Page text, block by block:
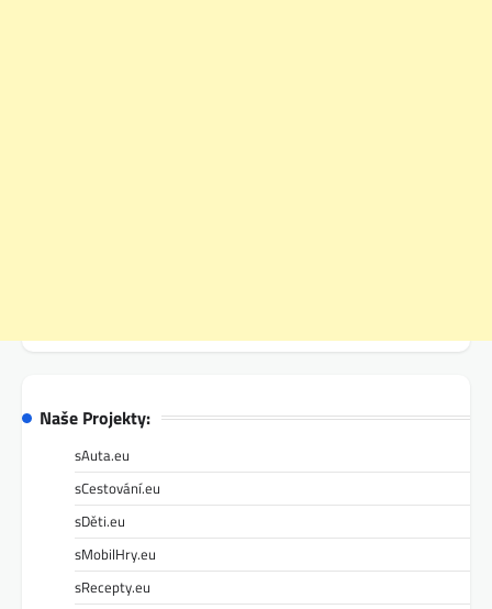
Naše Projekty:
sAuta.eu
sCestování.eu
sDěti.eu
sMobilHry.eu
sRecepty.eu